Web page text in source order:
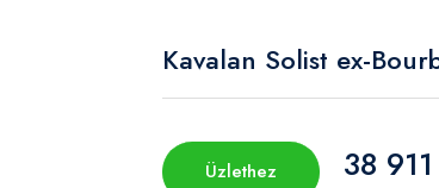
Kavalan Solist ex-
Üzlethez 38